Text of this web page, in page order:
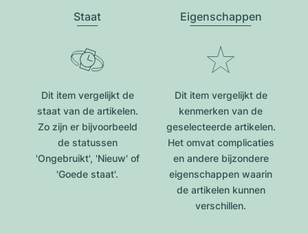
Staat
Dit item vergelijkt de
staat van de artikelen.
Zo zijn er bijvoorbeeld
de statussen
'Ongebruikt', 'Nieuw' of
'Goede staat'.
Eigenschappen
Dit item vergelijkt de
kenmerken van de
geselecteerde artikelen.
Het omvat complicaties
en andere bijzondere
eigenschappen waarin
de artikelen kunnen
verschillen.